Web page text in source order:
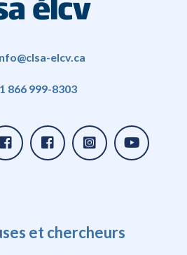
elcv.ca
1 866 999-8303
et chercheurs